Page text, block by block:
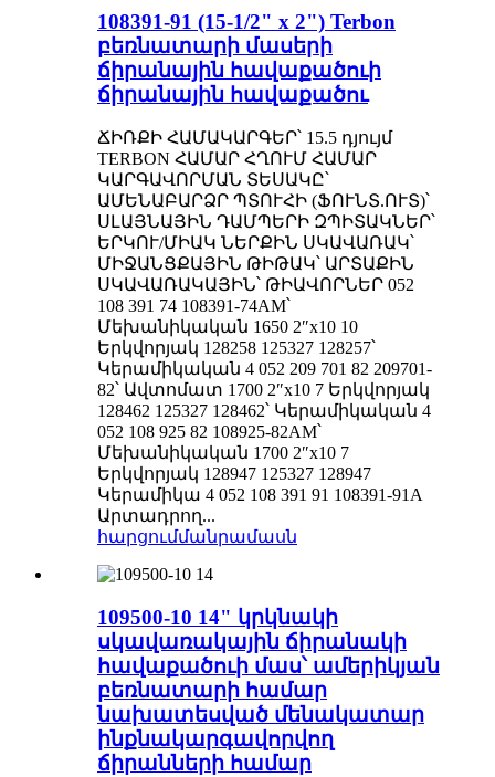
108391-91 (15-1/2" x 2") Terbon
բեռնատարի մասերի
ճիրանային հավաքածուի
ճիրանային հավաքածու
ՃԻՌՔԻ ՀԱՄԱԿԱՐԳԵՐ՝ 15.5 դյույմ
TERBON ՀԱՄԱՐ ՀՂՈՒՄ ՀԱՄԱՐ
ԿԱՐԳԱՎՈՐՄԱՆ ՏԵՍԱԿԸ՝
ԱՄԵՆԱԲԱՐՁՐ ՊՏՈՒՀԻ (ՖՈՒՆՏ.ՈՒՏ)՝
ՍԼԱՅՆԱՅԻՆ ԴԱՄՊԵՐԻ ԶՊԻՏԱԿՆԵՐ՝
ԵՐԿՈՒ/ՄԻԱԿ ՆԵՐՔԻՆ ՍԿԱՎԱՌԱԿ՝
ՄԻՋԱՆՑՔԱՅԻՆ ԹԻԹԱԿ՝ ԱՐՏԱՔԻՆ
ՍԿԱՎԱՌԱԿԱՅԻՆ՝ ԹԻԱՎՈՐՆԵՐ 052
108 391 74 108391-74AM՝
Մեխանիկական 1650 2″x10 10
Երկվորյակ 128258 125327 128257՝
Կերամիկական 4 052 209 701 82 209701-
82՝ Ավտոմատ 1700 2″x10 7 Երկվորյակ
128462 125327 128462՝ Կերամիկական 4
052 108 925 82 108925-82AM՝
Մեխանիկական 1700 2″x10 7
Երկվորյակ 128947 125327 128947
Կերամիկա 4 052 108 391 91 108391-91A
Արտադրող...
հարցումմանրամասն
109500-10 14" կրկնակի
սկավառակային ճիրանակի
հավաքածուի մաս՝ ամերիկյան
բեռնատարի համար
նախատեսված մենակատար
ինքնակարգավորվող
ճիրանների համար